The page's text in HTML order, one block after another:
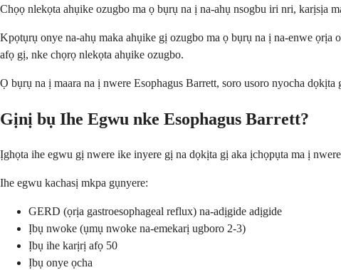
Chọọ nlekọta ahụike ozugbo ma ọ bụrụ na ị na-ahụ nsogbu iri nri, karịsịa
Kpọtụrụ onye na-ahụ maka ahụike gị ozugbo ma ọ bụrụ na ị na-enwe ọrịa
afọ gị, nke chọrọ nlekọta ahụike ozugbo.
Ọ bụrụ na ị maara na ị nwere Esophagus Barrett, soro usoro nyocha
Gịnị bụ Ihe Egwu nke Esophagus Barrett?
Ịghọta ihe egwu gị nwere ike inyere gị na dọkịta gị aka ịchọpụta ma ị
Ihe egwu kachasị mkpa gụnyere:
GERD (ọrịa gastroesophageal reflux) na-adịgide adịgide
Ịbụ nwoke (ụmụ nwoke na-emekarị ugboro 2-3)
Ịbụ ihe karịrị afọ 50
Ịbụ onye ọcha